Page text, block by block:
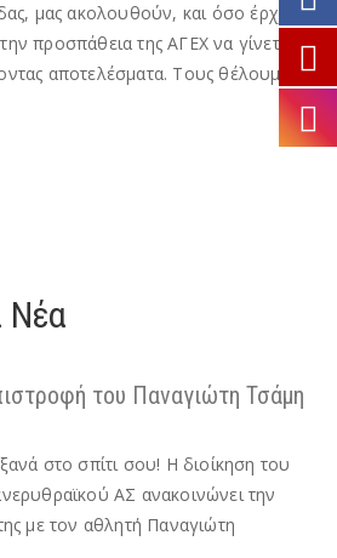
μας ακολουθούν, και όσο έρχονται
προσπάθεια της ΑΓΕΧ να γίνεται
αποτελέσματα. Τους θέλουμε
Νέα
του Παναγιώτη Τσάμη
στο σπίτι σου! Η διοίκηση του
ΑΣ ανακοινώνει την
με τον αθλητή Παναγιώτη